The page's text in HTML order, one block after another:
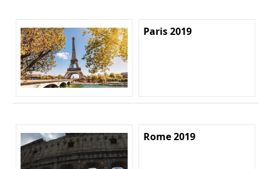
Paris 2019
Rome 2019